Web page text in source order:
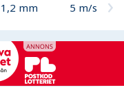
1,2 mm 5 m/s